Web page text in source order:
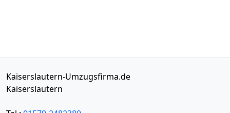
Kaiserslautern-Umzugsfirma.de
Kaiserslautern